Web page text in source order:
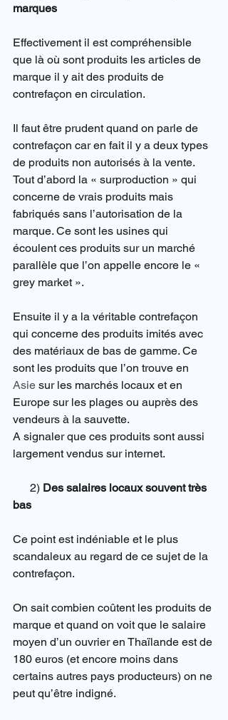
marques
Effectivement il est compréhensible
que là où sont produits les articles de
marque il y ait des produits de
contrefaçon en circulation.
Il faut être prudent quand on parle de
contrefaçon car en fait il y a deux types
de produits non autorisés à la vente.
Tout d’abord la « surproduction » qui
concerne de vrais produits mais
fabriqués sans l’autorisation de la
marque. Ce sont les usines qui
écoulent ces produits sur un marché
parallèle que l’on appelle encore le «
grey market ».
Ensuite il y a la véritable contrefaçon
qui concerne des produits imités avec
des matériaux de bas de gamme. Ce
sont les produits que l’on trouve en
Asie sur les marchés locaux et en
Europe sur les plages ou auprès des
vendeurs à la sauvette.
A signaler que ces produits sont aussi
largement vendus sur internet.
      2)
Des salaires locaux souvent très
bas
Ce point est indéniable et le plus
scandaleux au regard de ce sujet de la
contrefaçon.
On sait combien coûtent les produits de
marque et quand on voit que le salaire
moyen d’un ouvrier en Thaïlande est de
180 euros (et encore moins dans
certains autres pays producteurs) on ne
peut qu’être indigné.